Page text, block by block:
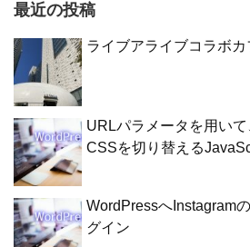
最近の投稿
ライブアライブコラボ
URLパラメータを用い
CSSを切り替える
WordPressへInstagram
グイン